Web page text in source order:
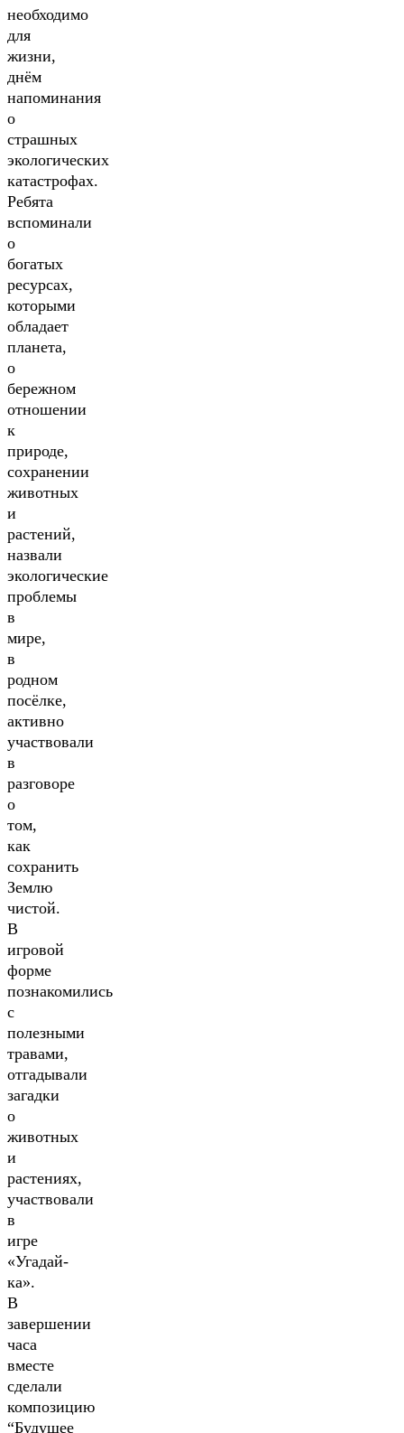
необходимо
для
жизни,
днём
напоминания
о
страшных
экологических
катастрофах.
Ребята
вспоминали
о
богатых
ресурсах,
которыми
обладает
планета,
о
бережном
отношении
к
природе,
сохранении
животных
и
растений,
назвали
экологические
проблемы
в
мире,
в
родном
посёлке,
активно
участвовали
в
разговоре
о
том,
как
сохранить
Землю
чистой.
В
игровой
форме
познакомились
с
полезными
травами,
отгадывали
загадки
о
животных
и
растениях,
участвовали
в
игре
«Угадай-
ка».
В
завершении
часа
вместе
сделали
композицию
“Будущее